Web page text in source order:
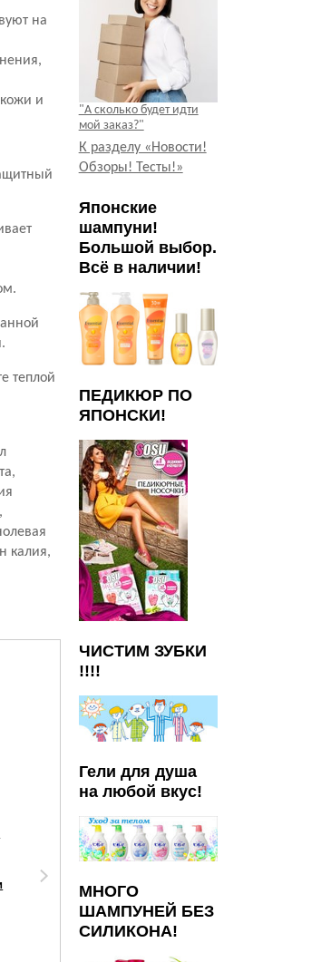
на
и
теплой
калия,
Смягчающая пенка
для умывания с
витамином C и
морской глиной,
для очищения и
сужения пор, 180 г.
"А сколько будет идти
мой заказ?"
К разделу «Новости!
Обзоры! Тесты!»
Японские
шампуни!
Большой выбор.
Всё в наличии!
ПЕДИКЮР ПО
ЯПОНСКИ!
ЧИСТИМ ЗУБКИ
!!!!
Гели для душа
на любой вкус!
МНОГО
ШАМПУНЕЙ БЕЗ
СИЛИКОНА!